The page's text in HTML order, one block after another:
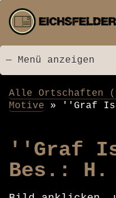
Menü
— Menü anzeigen
Startseite
Neu hinzugefügt
Postkarten
Bildarchiv
Videos
Suche
Kontakt
Links
Spende
Pfadnavigation
Alle Ortschaften
Motive
''Graf
''Graf
Bes.: H.